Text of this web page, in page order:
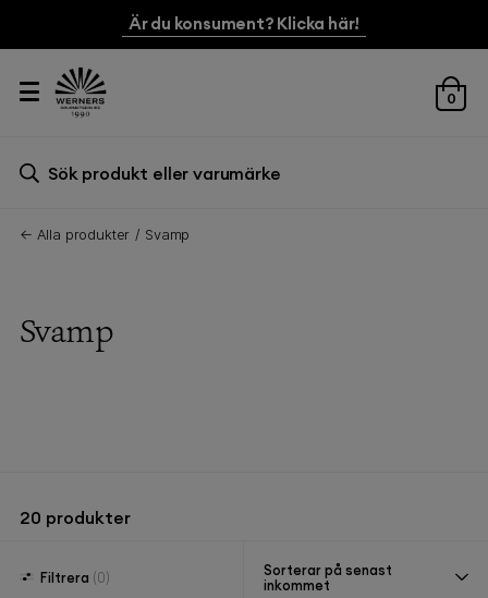
Är du konsument? Klicka här!
0
Sök
← Alla produkter Svamp
Svamp
20 produkter
Filtrera (0)
Sorterar på senast
inkommet